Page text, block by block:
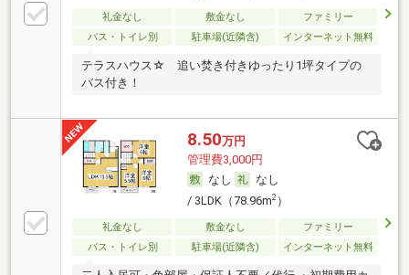
礼金なし 敷金なし
ファミリー
バス・トイレ別
駐車場(近隣含) インターネット無料
テラスハウス☆ 追い焚き付きゆったり1坪タイプの
バス付き！
8.50万円
管理費3,000円
なし
なし
/ 3LDK（78.96m2）
礼金なし 敷金なし
ファミリー
バス・トイレ別
駐車場(近隣含) インターネット無料